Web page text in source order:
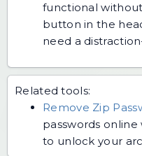
functional
button in the
need a
Related tools:
Remove Zip
passwords
to unlock your